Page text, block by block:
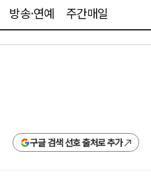
방송·연예 주간매일
구글 검색 선호 출처로 추가